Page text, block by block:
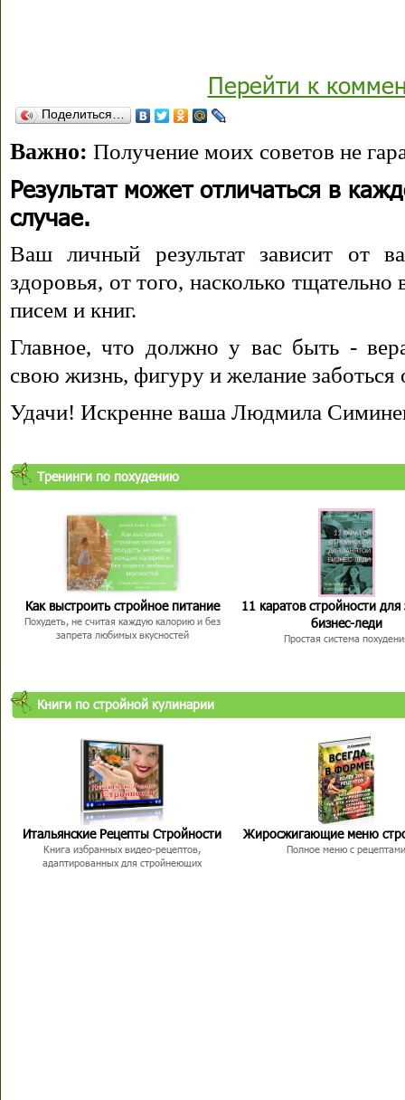
Перейти к
Поделиться…
Важно: Получение моих советов не
Результат может отличаться в
случае.
Ваш личный результат зависит от
здоровья, от того, насколько
писем и книг.
Главное, что должно у вас быть -
свою жизнь, фигуру и желание заботься
Удачи! Искренне ваша Людмила
Тренинги по похудению
Как выстроить стройное питание
Похудеть, не считая каждую калорию и без
запрета любимых вкусностей
11 каратов стройности для
бизнес-леди
Простая система
Книги по стройной кулинарии
Итальянские Рецепты Стройности
Книга избранных видео-рецептов,
адаптированных для стройнеющих
Жиросжигающие меню
Полное меню с рецептами